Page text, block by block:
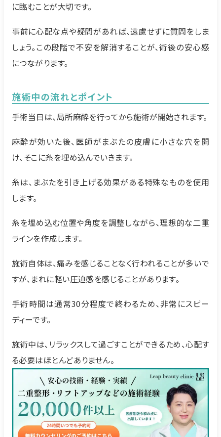
に臨むことが大切です。
事前に心配な点や疑問があれば、遠慮せずに質問をしま
しょう。この段階で不安を解消することが、術後の安心感
につながります。
施術中の流れとポイント
手術当日は、局所麻酔を行ってから施術が開始されます。
麻酔が効いた後、医師がまぶたの皮膚に小さな穴を開
け、そこに糸を埋め込んでいきます。
糸は、まぶたを引き上げる効果がある特殊なものを使用
します。
糸を埋め込む位置や角度を調整しながら、理想的な二重
ラインを作成します。
施術自体は、痛みを感じることなく行われることが多いで
すが、まれに軽い圧迫感を感じることがあります。
手術時間は通常30分程度で終わるため、非常にスピー
ディーです。
施術中は、リラックスして過ごすことができるため、心配す
る必要はほとんどありません。